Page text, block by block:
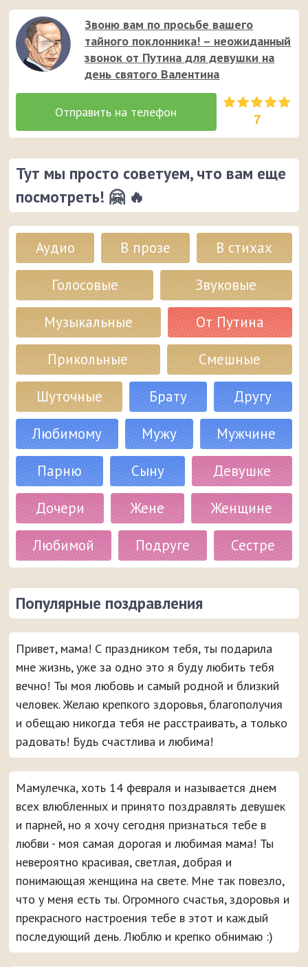
Звоню вам по просьбе вашего
тайного поклонника! – неожиданный
звонок от Путина для девушки на
день святого Валентина
7
Тут мы просто советуем, что вам еще
посмотреть! 🤗 🔥
Аудио В прозе
В стихах
Голосовые
Звуковые
Музыкальные
От Путина
Прикольные
Смешные
Шуточные
Брату
Другу
Любимому
Мужу
Мужчине
Парню
Сыну
Девушке
Дочери
Жене
Женщине
Любимой
Подруге Сестре
Популярные поздравления
Привет, мама! С праздником тебя, ты подарила
мне жизнь, уже за одно это я буду любить тебя
вечно! Ты моя любовь и самый родной и близкий
человек. Желаю крепкого здоровья, благополучия
и обещаю никогда тебя не расстраивать, а только
радовать! Будь счастлива и любима!
Мамулечка, хоть 14 февраля и называется днем
всех влюбленных и принято поздравлять девушек
и парней, но я хочу сегодня признаться тебе в
любви - моя самая дорогая и любимая мама! Ты
невероятно красивая, светлая, добрая и
понимающая женщина на свете. Мне так повезло,
что у меня есть ты. Огромного счастья, здоровья и
прекрасного настроения тебе в этот и каждый
последующий день. Люблю и крепко обнимаю :)